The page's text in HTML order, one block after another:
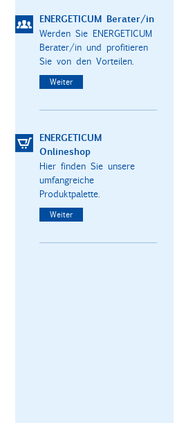
ENERGETICUM Berater/in
Werden Sie ENERGETICUM
Berater/in und profitieren
Sie von den Vorteilen.
Weiter
ENERGETICUM
Onlineshop
Hier finden Sie unsere
umfangreiche
Produktpalette.
Weiter